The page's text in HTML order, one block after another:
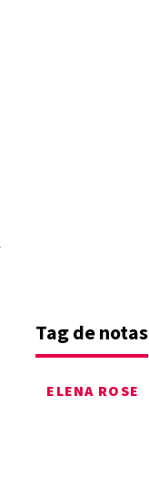
Tag de notas
ELENA ROSE